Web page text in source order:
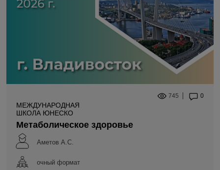
745 0
МЕЖДУНАРОДНАЯ
ШКОЛА ЮНЕСКО
Метаболическое здоровье
Аметов А.С.
очный формат